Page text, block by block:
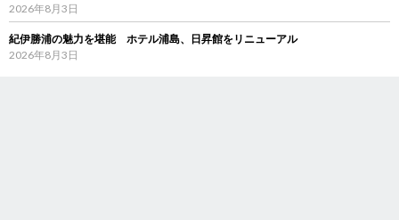
2026年8月3日
紀伊勝浦の魅力を堪能 ホテル浦島、日昇館をリニューアル
2026年8月3日